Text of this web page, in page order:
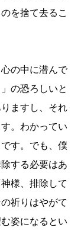
を捨て去るこ
の中に潜んで
の恐ろしいと
ますし、それ
。わかってい
す。でも、僕
する必要はあ
様、排除して
祈りはやがて
姿になるとい